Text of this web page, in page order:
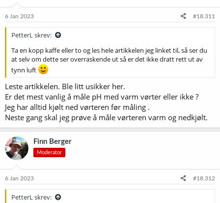
e
6 Jan 2023 #18.311
PetterL skrev:
Ta en kopp kaffe eller to og les hele artikkelen jeg linket til, så ser du
at selv om dette ser overraskende ut så er det ikke dratt rett ut av
tynn luft
Leste artikkelen. Ble litt usikker her.
Er det mest vanlig å måle pH med varm vørter eller ikke ?
Jeg har alltid kjølt ned vørteren før måling .
Neste gang skal jeg prøve å måle vørteren varm og nedkjølt.
Finn Berger
Moderator
6 Jan 2023 #18.312
PetterL skrev: